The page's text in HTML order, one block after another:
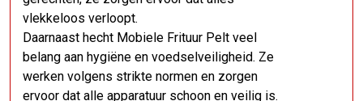
vlekkeloos verloopt.
Daarnaast hecht Mobiele Frituur Pelt veel
belang aan hygiëne en voedselveiligheid. Ze
werken volgens strikte normen en zorgen
ervoor dat alle apparatuur schoon en veilig is.